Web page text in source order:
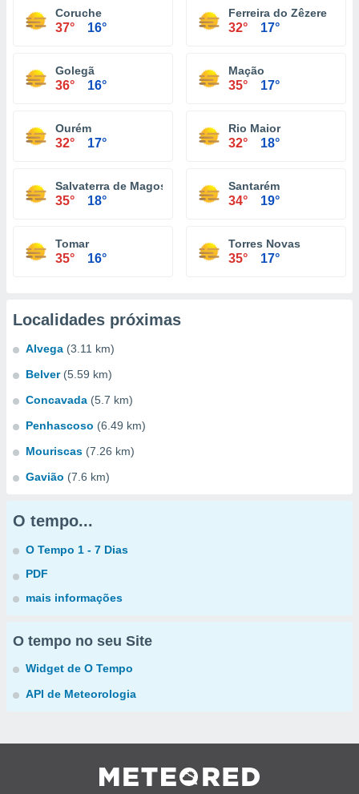
Coruche
37° 16°
Ferreira do Zêzere
32° 17°
Golegã
36° 16°
Mação
35° 17°
Ourém
32° 17°
Rio Maior
32° 18°
Salvaterra de Magos
35° 18°
Santarém
34° 19°
Tomar
35° 16°
Torres Novas
35° 17°
Localidades próximas
Alvega (3.11 km)
Belver (5.59 km)
Concavada (5.7 km)
Penhascoso (6.49 km)
Mouriscas (7.26 km)
Gavião (7.6 km)
O tempo...
O Tempo 1 - 7 Dias
PDF
mais informações
O tempo no seu Site
Widget de O Tempo
API de Meteorologia